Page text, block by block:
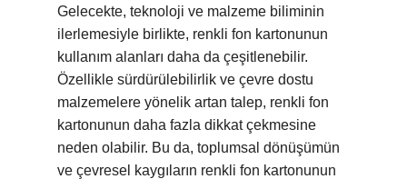
Gelecekte, teknoloji ve malzeme biliminin
ilerlemesiyle birlikte, renkli fon kartonunun
kullanım alanları daha da çeşitlenebilir.
Özellikle sürdürülebilirlik ve çevre dostu
malzemelere yönelik artan talep, renkli fon
kartonunun daha fazla dikkat çekmesine
neden olabilir. Bu da, toplumsal dönüşümün
ve çevresel kaygıların renkli fon kartonunun